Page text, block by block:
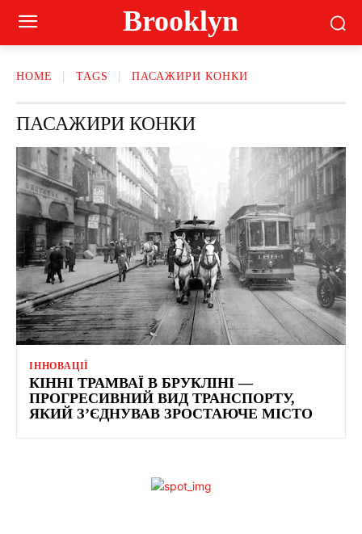
Brooklyn
HOME TAGS ПАСАЖИРИ КОНКИ
ПАСАЖИРИ КОНКИ
ІННОВАЦІЇ
КІННІ ТРАМВАЇ В БРУКЛІНІ —
ПРОГРЕСИВНИЙ ВИД ТРАНСПОРТУ,
ЯКИЙ З’ЄДНУВАВ ЗРОСТАЮЧЕ МІСТО